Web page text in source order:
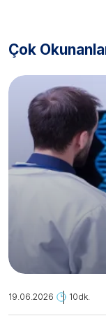
Çok
19.06.2026 10dk.